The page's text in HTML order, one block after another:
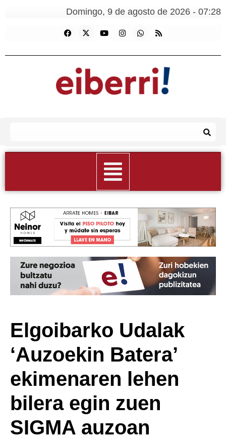
Domingo, 9 de agosto de 2026 - 07:28
Elgoibarko Udalak
‘Auzoekin Batera’
ekimenaren lehen
bilera egin zuen
SIGMA auzoan